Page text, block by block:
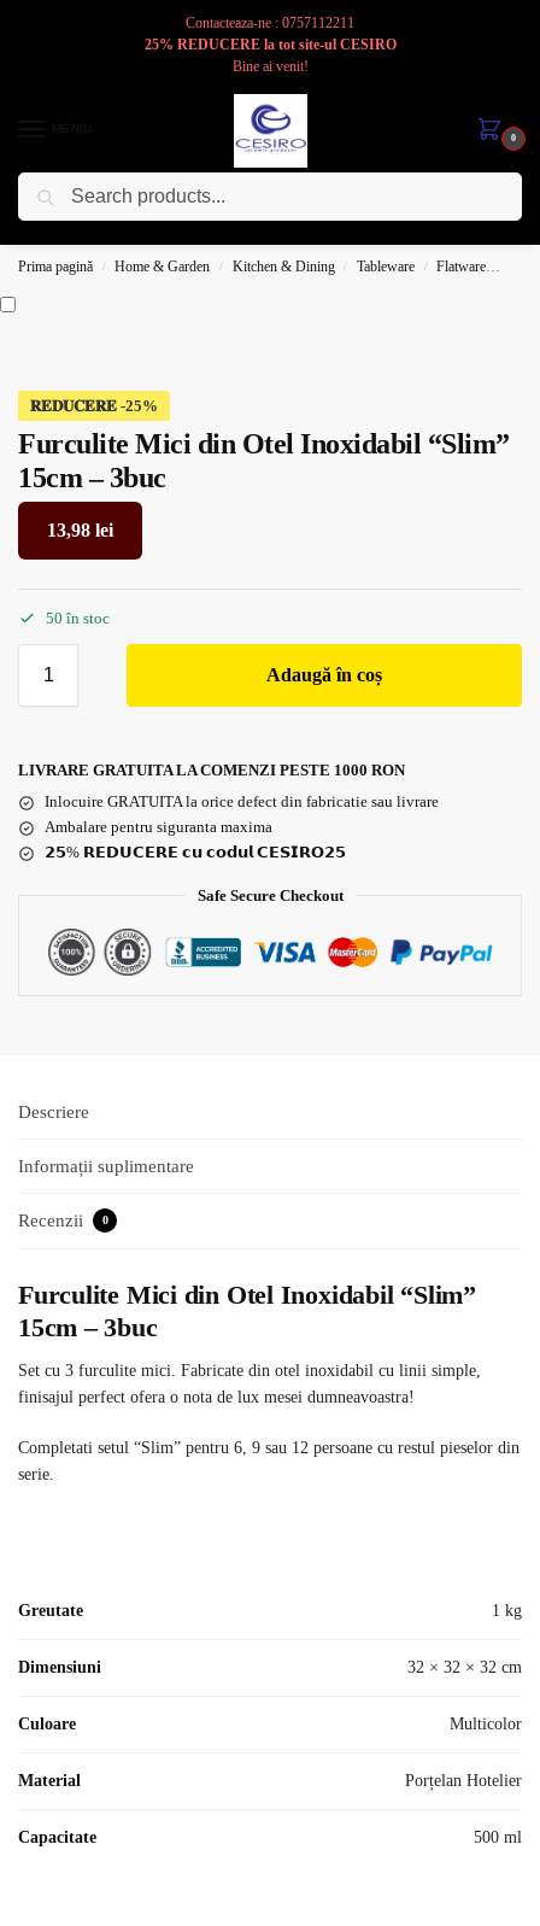
Contacteaza-ne : 0757112211
25% REDUCERE la tot site-ul CESIRO
Bine ai venit!
0
Cesiro
Prima pagină / Home & Garden / Kitchen & Dining / Tableware / Flatware
𝐑𝐄𝐃𝐔𝐂𝐄𝐑𝐄
Furculite Mici din Otel Inoxidabil “Slim”
15cm – 3buc
13,98 lei
50 în stoc
Adaugă în coș
LIVRARE GRATUITA LA COMENZI PESTE 1000 RON
Inlocuire GRATUITA la orice defect din fabricatie sau livrare
Ambalare pentru siguranta maxima
𝟮𝟱% 𝗥𝗘𝗗𝗨𝗖𝗘𝗥𝗘 𝗰𝘂 𝗰𝗼𝗱𝘂𝗹 𝗖𝗘𝗦𝗜𝗥𝗢𝟮𝟱
Safe Secure Checkout
Descriere
Informații suplimentare
Recenzii 0
Furculite Mici din Otel Inoxidabil “Slim”
15cm – 3buc
Set cu 3 furculite mici. Fabricate din otel inoxidabil cu linii simple,
finisajul perfect ofera o nota de lux mesei dumneavoastra!
Completati setul “Slim” pentru 6, 9 sau 12 persoane cu restul pieselor din
serie.
Greutate 1 kg
Dimensiuni 32 × 32 × 32 cm
Culoare Multicolor
Material Porțelan Hotelier
Capacitate 500 ml